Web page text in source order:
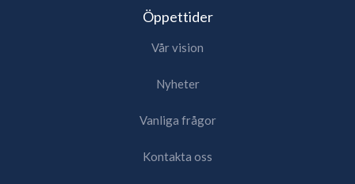
Öppettider
Vår vision
Nyheter
Vanliga frågor
Kontakta oss